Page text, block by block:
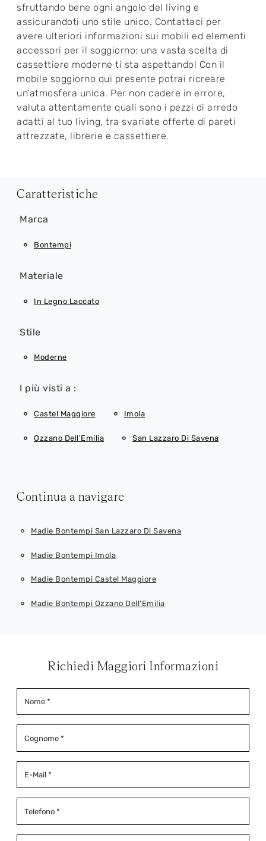
sfruttando bene ogni angolo del living e
assicurandoti uno stile unico. Contattaci per
avere ulteriori informazioni sui mobili ed elementi
accessori per il soggiorno: una vasta scelta di
cassettiere moderne ti sta aspettando! Con il
mobile soggiorno qui presente potrai ricreare
un'atmosfera unica. Per non cadere in errore,
valuta attentamente quali sono i pezzi di arredo
adatti al tuo living, tra svariate offerte di pareti
attrezzate, librerie e cassettiere.
Caratteristiche
Marca
Bontempi
Materiale
In Legno Laccato
Stile
Moderne
I più visti a :
Castel Maggiore Imola
Ozzano Dell'Emilia San Lazzaro Di Savena
Continua a navigare
Madie Bontempi San Lazzaro Di Savena
Madie Bontempi Imola
Madie Bontempi Castel Maggiore
Madie Bontempi Ozzano Dell'Emilia
Richiedi Maggiori Informazioni